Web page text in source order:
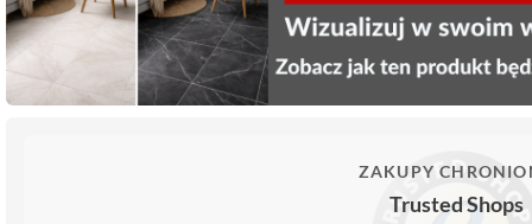
ZAKUPY
Trusted Shops